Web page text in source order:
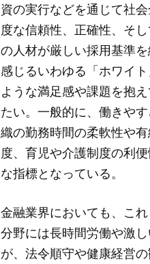
資の実行などを通じて社
度な信頼性、正確性、そ
の人材が厳しい採用基準
感じるいわゆる「ホワイ
ような満足感や課題を抱
たい。一般的に、働きや
織の勤務時間の柔軟性や
度、育児や介護制度の利
な指標となっている。
金融業界においても、こ
分野には長時間労働や激
が、法令順守や健康経営